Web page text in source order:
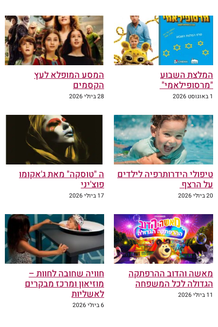
המלצת השבוע
"מרסופילאמי"
1 באוגוסט 2026
המסע המופלא לעץ
הקסמים
28 ביולי 2026
טיפולי הידרותרפיה לילדים
על הרצף
20 ביולי 2026
ה "טוסקה" מאת ג'אקומו
פוצ'יני
17 ביולי 2026
מאשה והדוב ההרפתקה
הגדולה לכל המשפחה
11 ביולי 2026
חוויה שחובה לחוות –
מוזיאון ומרכז מבקרים
לאשליות
6 ביולי 2026